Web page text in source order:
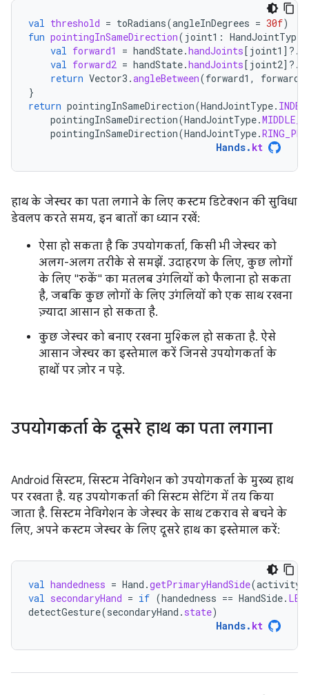
val threshold = toRadians(angleInDegrees = 30f)
fun pointingInSameDirection( joint1 : HandJointType
val forward1 = handState.handJoints [ joint1 ]?.
val forward2 = handState.handJoints [ joint2]?.
return Vector3 .angleBetween(forward1 , forward2
}
return pointingInSameDirection(HandJointType.
pointingInSameDirection(HandJointType.
pointingInSameDirection(HandJointType.
Hands. kt
हाथ के जेस्चर का पता लगाने के लिए कस्टम डिटेक्शन की सुविधा
डेवलप करते समय, इन बातों का ध्यान रखें:
ऐसा हो सकता है कि उपयोगकर्ता, किसी भी जेस्चर को
अलग-अलग तरीके से समझें. उदाहरण के लिए, कुछ लोगों
के लिए "रुकें" का मतलब उंगलियों को फैलाना हो सकता
है, जबकि कुछ लोगों के लिए उंगलियों को एक साथ रखना
ज़्यादा आसान हो सकता है.
कुछ जेस्चर को बनाए रखना मुश्किल हो सकता है. ऐसे
आसान जेस्चर का इस्तेमाल करें जिनसे उपयोगकर्ता के
हाथों पर ज़ोर न पड़े.
उपयोगकर्ता के दूसरे हाथ का पता लगाना
Android सिस्टम, सिस्टम नेविगेशन को उपयोगकर्ता के मुख्य हाथ
पर रखता है. यह उपयोगकर्ता की सिस्टम सेटिंग में तय किया
जाता है. सिस्टम नेविगेशन के जेस्चर के साथ टकराव से बचने के
लिए, अपने कस्टम जेस्चर के लिए दूसरे हाथ का इस्तेमाल करें:
val handedness = Hand .getPrimaryHandSide(activity
val secondaryHand = if (handedness == HandSide.
detectGesture(secondaryHand . state)
Hands. kt